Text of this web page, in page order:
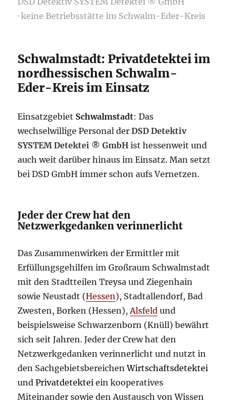
· keine Betriebsstätte im Schwalm-Eder-Kreis
Schwalmstadt: Privatdetektei im
nordhessischen Schwalm-
Eder-Kreis im Einsatz
Einsatzgebiet Schwalmstadt: Das
wechselwillige Personal derDSD Detektiv
SYSTEM Detektei ® GmbH ist hessenweit und
auch weit darüber hinaus im Einsatz. Man setzt
bei DSD GmbH immer schon aufs Vernetzen.
Jeder der Crew hat den
Netzwerkgedanken verinnerlicht
Das Zusammenwirken der Ermittler mit
Erfüllungsgehilfen im Großraum Schwalmstadt
mit den Stadtteilen Treysa und Ziegenhain
sowie Neustadt (Hessen), Stadtallendorf, Bad
Zwesten, Borken (Hessen), Alsfeld und
beispielsweise Schwarzenborn (Knüll) bewährt
sich seit Jahren. Jeder der Crew hat den
Netzwerkgedanken verinnerlicht und nutzt in
den SachgebietsbereichenWirtschaftsdetektei
undPrivatdetektei ein kooperatives
Miteinander sowie den Austausch von Wissen